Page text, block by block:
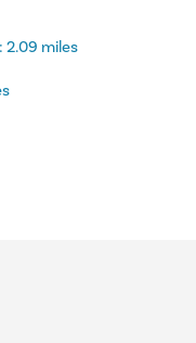
2.09 miles